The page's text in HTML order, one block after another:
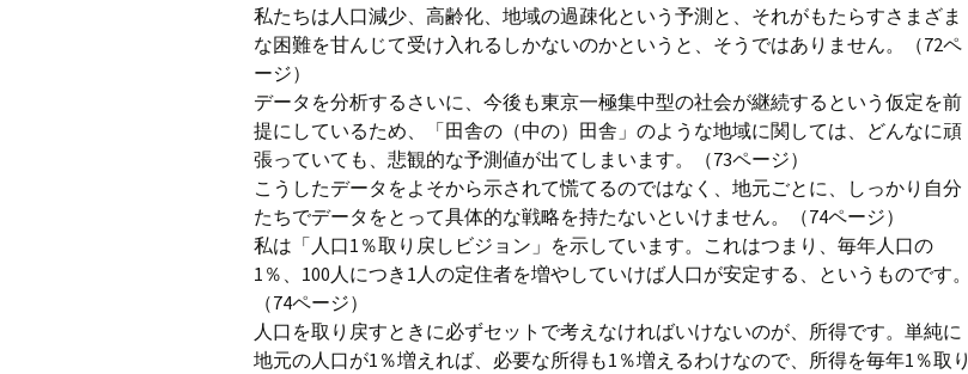
私たちは人口減少、高齢化、地域の過疎化という予測と、それがもたらすさまざま
な困難を甘んじて受け入れるしかないのかというと、そうではありません。（72ペ
ージ）
データを分析するさいに、今後も東京一極集中型の社会が継続するという仮定を前
提にしているため、「田舎の（中の）田舎」のような地域に関しては、どんなに頑
張っていても、悲観的な予測値が出てしまいます。（73ページ）
こうしたデータをよそから示されて慌てるのではなく、地元ごとに、しっかり自分
たちでデータをとって具体的な戦略を持たないといけません。（74ページ）
私は「人口1％取り戻しビジョン」を示しています。これはつまり、毎年人口の
1％、100人につき1人の定住者を増やしていけば人口が安定する、というものです。
（74ページ）
人口を取り戻すときに必ずセットで考えなければいけないのが、所得です。単純に
地元の人口が1％増えれば、必要な所得も1％増えるわけなので、所得を毎年1％取り